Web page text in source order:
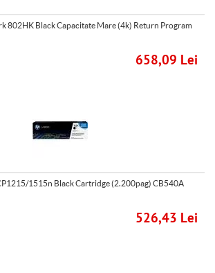
802HK Black Capacitate Mare (4k) Return Program
658,09 Lei
1515n Black Cartridge (2.200pag) CB540A
526,43 Lei